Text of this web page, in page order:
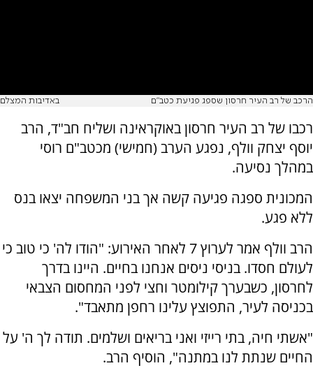
הרכב של רב העיר חרסון שספג פגיעת כטב"ם באדיבות המצלם
רכבו של רב העיר חרסון באוקראינה ושליח חב"ד, הרב
יוסף יצחק וולף, נפגע הערב (חמישי) מכטב"ם רוסי
במהלך נסיעה.
המכונית ספגה פגיעה קשה אך בני המשפחה יצאו בנס
ללא פגע.
הרב וולף אמר לערוץ 7 לאחר האירוע: "הודו לה' כי טוב כי
לעולם חסדו. בניסי ניסים אנחנו בחיים. היינו בדרך
לחרסון, כשבערך קילומטר וחצי לפני המחסום הצבאי
בכניסה לעיר, התפוצץ עלינו רחפן מתאבד".
"אשתי חיה, בתי רייזי ואני בריאים ושלמים. תודה לך ה' על
החיים שנתת לנו במתנה", הוסיף הרב.